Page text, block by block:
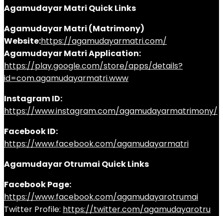
Agamudayar Matri Quick Links
Agamudayar Matri (Matrimony)
Website:https://agamudayarmatri.com/
Agamudayar Matri Application:
https://play.google.com/store/apps/details?
id=com.agamudayarmatri.www
Instagram ID:
https://www.instagram.com/agamudayarmatrimony/
Facebook ID:
https://www.facebook.com/agamudayarmatri
Agamudayar Otrumai Quick Links
Facebook Page:
https://www.facebook.com/agamudayarotrumai
Twitter Profile: https://twitter.com/agamudayarotru